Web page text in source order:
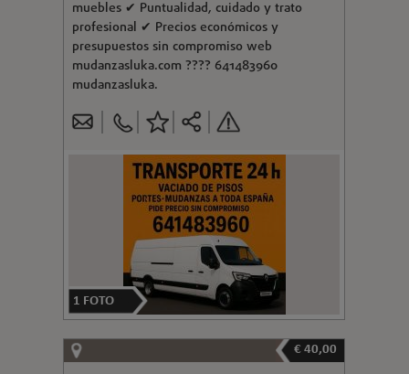
muebles ✔ Puntualidad, cuidado y trato
profesional ✔ Precios económicos y
presupuestos sin compromiso web
mudanzasluka.com ???? 641483960
mudanzasluka.
1 FOTO
€ 40,00